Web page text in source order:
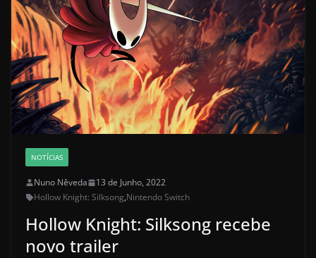
NOTÍCIAS
Nuno Nêveda
13 de Junho, 2022
Hollow Knight: Silksong,Nintendo Switch
Hollow Knight: Silksong recebe
novo trailer